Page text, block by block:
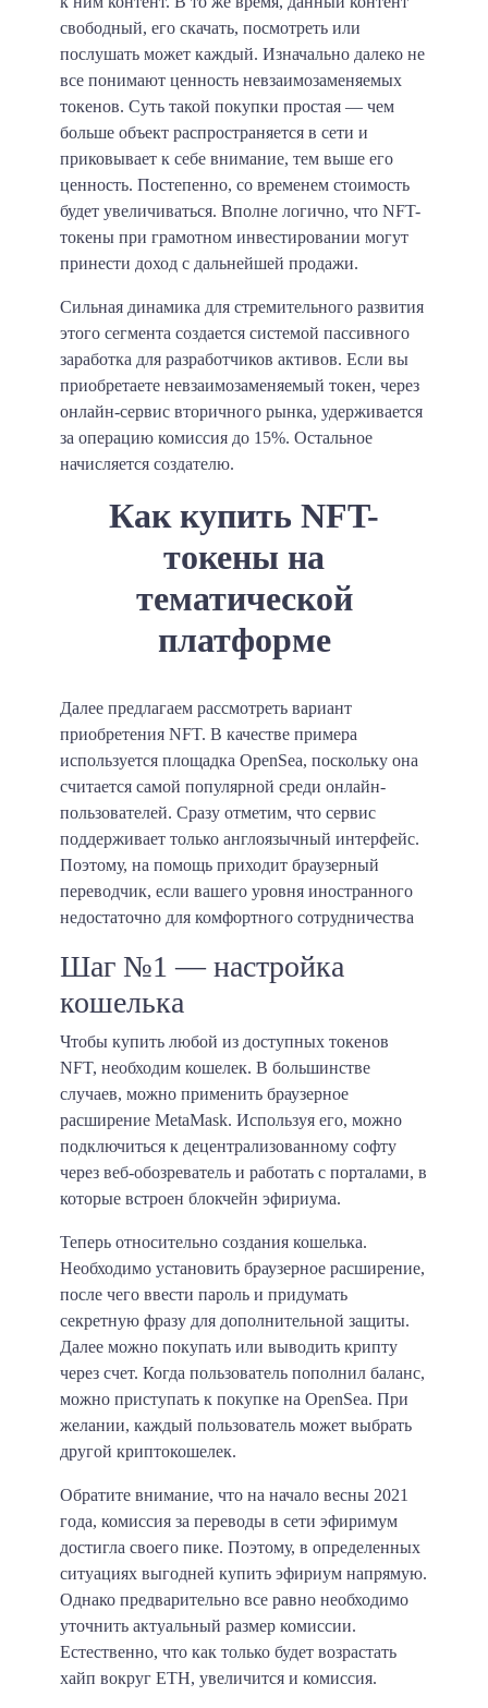
свободный, его скачать, посмотреть или
послушать может каждый. Изначально далеко не
все понимают ценность невзаимозаменяемых
токенов. Суть такой покупки простая — чем
больше объект распространяется в сети и
приковывает к себе внимание, тем выше его
ценность. Постепенно, со временем стоимость
будет увеличиваться. Вполне логично, что NFT-
токены при грамотном инвестировании могут
принести доход с дальнейшей продажи.
Сильная динамика для стремительного развития
этого сегмента создается системой пассивного
заработка для разработчиков активов. Если вы
приобретаете невзаимозаменяемый токен, через
онлайн-сервис вторичного рынка, удерживается
за операцию комиссия до 15%. Остальное
начисляется создателю.
Как купить NFT-
токены на
тематической
платформе
Далее предлагаем рассмотреть вариант
приобретения NFT. В качестве примера
используется площадка OpenSea, поскольку она
считается самой популярной среди онлайн-
пользователей. Сразу отметим, что сервис
поддерживает только англоязычный интерфейс.
Поэтому, на помощь приходит браузерный
переводчик, если вашего уровня иностранного
недостаточно для комфортного сотрудничества
Шаг №1 — настройка
кошелька
Чтобы купить любой из доступных токенов
NFT, необходим кошелек. В большинстве
случаев, можно применить браузерное
расширение MetaMask. Используя его, можно
подключиться к децентрализованному софту
через веб-обозреватель и работать с порталами, в
которые встроен блокчейн эфириума.
Теперь относительно создания кошелька.
Необходимо установить браузерное расширение,
после чего ввести пароль и придумать
секретную фразу для дополнительной защиты.
Далее можно покупать или выводить крипту
через счет. Когда пользователь пополнил баланс,
можно приступать к покупке на OpenSea. При
желании, каждый пользователь может выбрать
другой криптокошелек.
Обратите внимание, что на начало весны 2021
года, комиссия за переводы в сети эфиримум
достигла своего пике. Поэтому, в определенных
ситуациях выгодней купить эфириум напрямую.
Однако предварительно все равно необходимо
уточнить актуальный размер комиссии.
Естественно, что как только будет возрастать
хайп вокруг ETH, увеличится и комиссия.